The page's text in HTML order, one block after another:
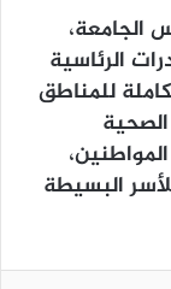
الجامعة،
الرئاسية
للمناطق
البسيطة